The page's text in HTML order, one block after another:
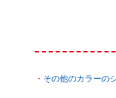
その他のカラーの